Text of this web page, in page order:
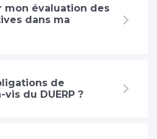
mon évaluation des
dans ma
de
vis du DUERP ?